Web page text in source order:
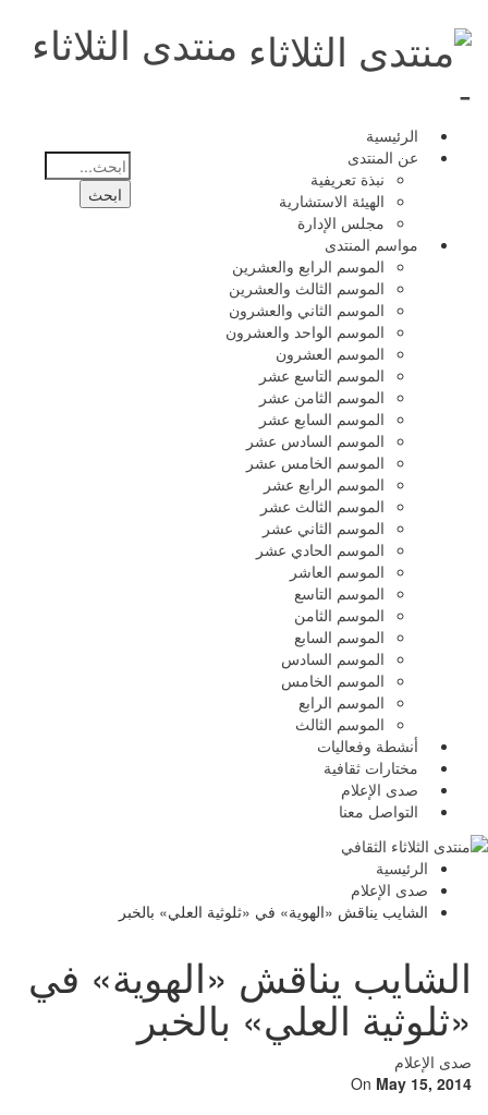
منتدى الثلاثاء
-
الرئيسية
عن المنتدى
نبذة تعريفية
الهيئة الاستشارية
مجلس الإدارة
مواسم المنتدى
الموسم الرابع والعشرين
الموسم الثالث والعشرين
الموسم الثاني والعشرون
الموسم الواحد والعشرون
الموسم العشرون
الموسم التاسع عشر
الموسم الثامن عشر
الموسم السابع عشر
الموسم السادس عشر
الموسم الخامس عشر
الموسم الرابع عشر
الموسم الثالث عشر
الموسم الثاني عشر
الموسم الحادي عشر
الموسم العاشر
الموسم التاسع
الموسم الثامن
الموسم السابع
الموسم السادس
الموسم الخامس
الموسم الرابع
الموسم الثالث
أنشطة وفعاليات
مختارات ثقافية
صدى الإعلام
التواصل معنا
الرئيسية
صدى الإعلام
الشايب يناقش «الهوية» في «ثلوثية العلي» بالخبر
الشايب يناقش «الهوية» في
«ثلوثية العلي» بالخبر
صدى الإعلام
On May 15, 2014